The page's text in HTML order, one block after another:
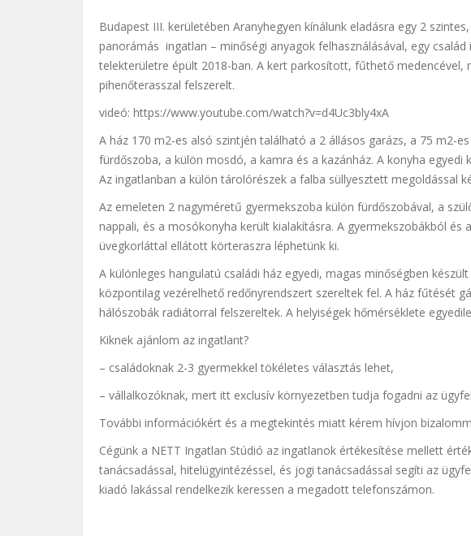
Budapest III. kerületében Aranyhegyen kínálunk eladásra egy 2
panorámás ingatlan – minőségi anyagok felhasználásával, egy
telekterületre épült 2018-ban. A kert parkosított, fűthető medencével,
pihenőterasszal felszerelt.
videó: https://www.youtube.com/watch?v=d4Uc3bly4xA
A ház 170 m2-es alsó szintjén található a 2 állásos garázs, a 75 m2-
fürdőszoba, a külön mosdó, a kamra és a kazánház. A konyha
Az ingatlanban a külön tárolórészek a falba süllyesztett megoldással
Az emeleten 2 nagyméretű gyermekszoba külön fürdőszobával, a
nappali, és a mosókonyha került kialakításra. A gyermekszobákból
üvegkorláttal ellátott körteraszra léphetünk ki.
A különleges hangulatú családi ház egyedi, magas minőségben
központilag vezérelhető redőnyrendszert szereltek fel. A ház fűtését
hálószobák radiátorral felszereltek. A helyiségek hőmérséklete
Kiknek ajánlom az ingatlant?
– családoknak 2-3 gyermekkel tökéletes választás lehet,
– vállalkozóknak, mert itt exclusív környezetben tudja fogadni az
További információkért és a megtekintés miatt kérem hívjon
Cégünk a NETT Ingatlan Stúdió az ingatlanok értékesítése mellett
tanácsadással, hitelügyintézéssel, és jogi tanácsadással segíti az
kiadó lakással rendelkezik keressen a megadott telefonszámon.